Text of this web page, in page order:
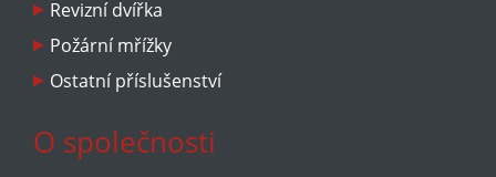
Revizní dvířka
Požární mřížky
Ostatní příslušenství
O společnosti